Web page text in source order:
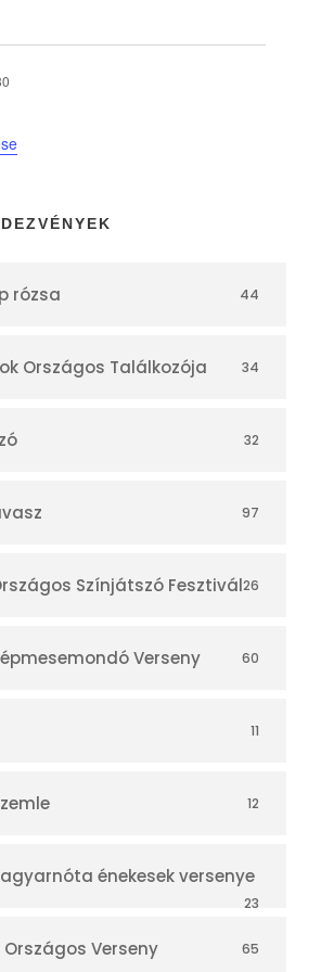
rózsa 44
Országos Találkozója 34
32
97
Színjátszó Fesztivál26
Verseny 60
11
12
énekesek versenye
23
Verseny 65